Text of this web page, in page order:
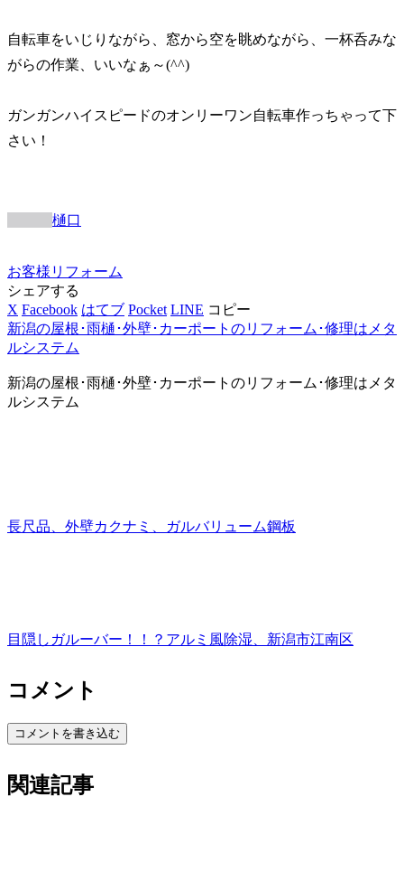
自転車をいじりながら、窓から空を眺めながら、一杯呑みな
がらの作業、いいなぁ～(^^)
ガンガンハイスピードのオンリーワン自転車作っちゃって下
さい！
樋口
お客様 リフォーム
シェアする
X Facebook はてブ Pocket LINE コピー
新潟の屋根･雨樋･外壁･カーポートのリフォーム･修理はメタ
ルシステム
新潟の屋根･雨樋･外壁･カーポートのリフォーム･修理はメタ
ルシステム
長尺品、外壁カクナミ、ガルバリューム鋼板
目隠しガルーバー！！？アルミ風除湿、新潟市江南区
コメント
コメントを書き込む
関連記事